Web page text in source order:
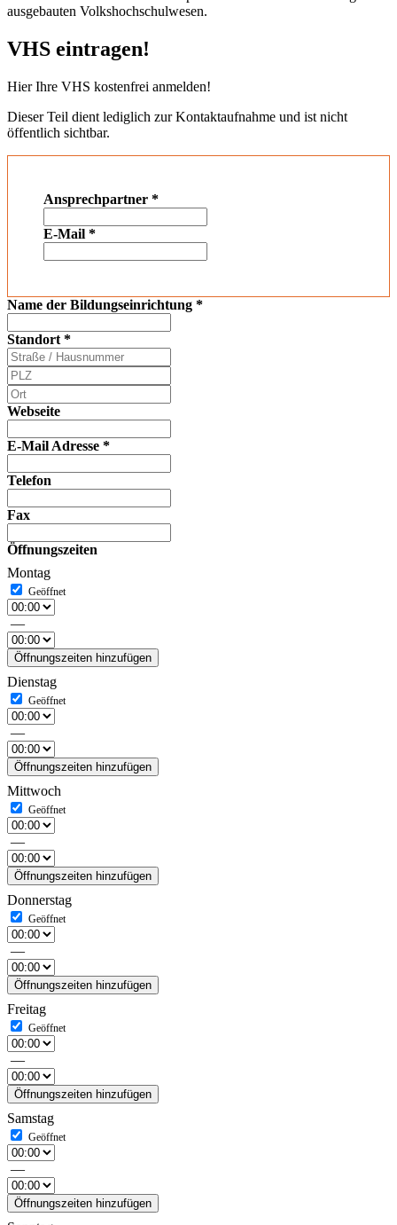
ausgebauten Volkshochschulwesen.
VHS eintragen!
Hier Ihre VHS kostenfrei anmelden!
Dieser Teil dient lediglich zur Kontaktaufnahme und ist nicht
öffentlich sichtbar.
Ansprechpartner *
E-Mail *
Name der Bildungseinrichtung *
Standort *
Webseite
E-Mail Adresse *
Telefon
Fax
Öffnungszeiten
Montag
—
Öffnungszeiten hinzufügen
Dienstag
—
Öffnungszeiten hinzufügen
Mittwoch
—
Öffnungszeiten hinzufügen
Donnerstag
—
Öffnungszeiten hinzufügen
Freitag
—
Öffnungszeiten hinzufügen
Samstag
—
Öffnungszeiten hinzufügen